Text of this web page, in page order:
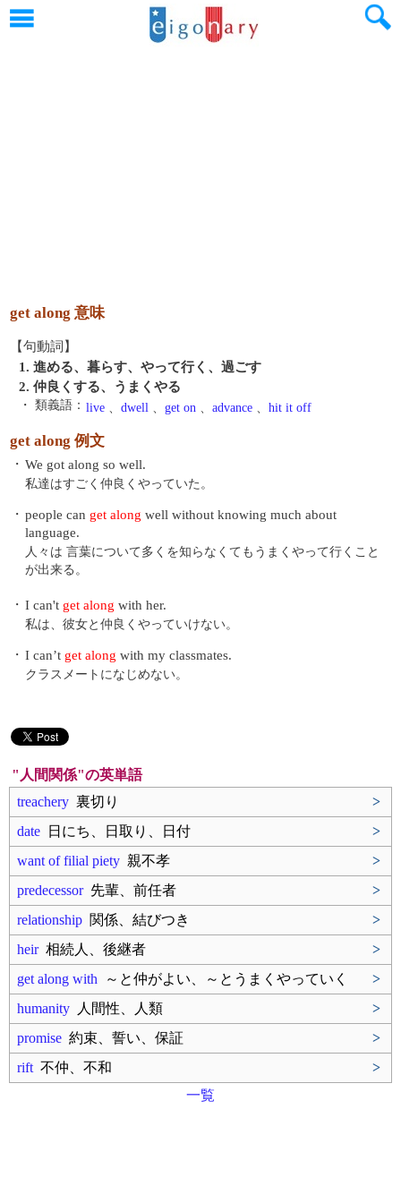
get along 意味
【句動詞】
1. 進める、暮らす、やって行く、過ごす
2. 仲良くする、うまくやる
・ 類義語： live 、 dwell 、 get on 、 advance 、 hit it off
get along 例文
・ We got along so well.
私達はすごく仲良くやっていた。
・ people can get along well without knowing much about
language.
人々は 言葉について多くを知らなくてもうまくやって行くこと
が出来る。
・ I can't get along with her.
私は、彼女と仲良くやっていけない。
・ I can’t get along with my classmates.
クラスメートになじめない。
"人間関係"の英単語
treachery 裏切り
>
date 日にち、日取り、日付
>
want of filial piety 親不孝
>
predecessor先輩、前任者
>
relationship 関係、結びつき
>
heir相続人、後継者
>
get along with ～と仲がよい、～とうまくやっていく
>
humanity 人間性、人類
>
promise 約束、誓い、保証
>
rift 不仲、不和
>
一覧